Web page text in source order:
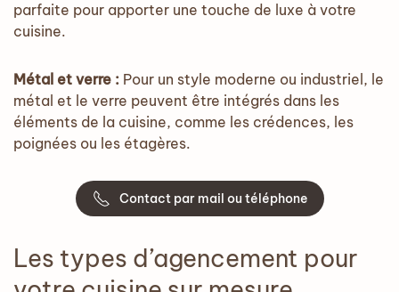
parfaite pour apporter une touche de luxe à votre
cuisine.
Métal et verre : Pour un style moderne ou industriel, le
métal et le verre peuvent être intégrés dans les
éléments de la cuisine, comme les crédences, les
poignées ou les étagères.
Contact par mail ou téléphone
Les types d’agencement pour